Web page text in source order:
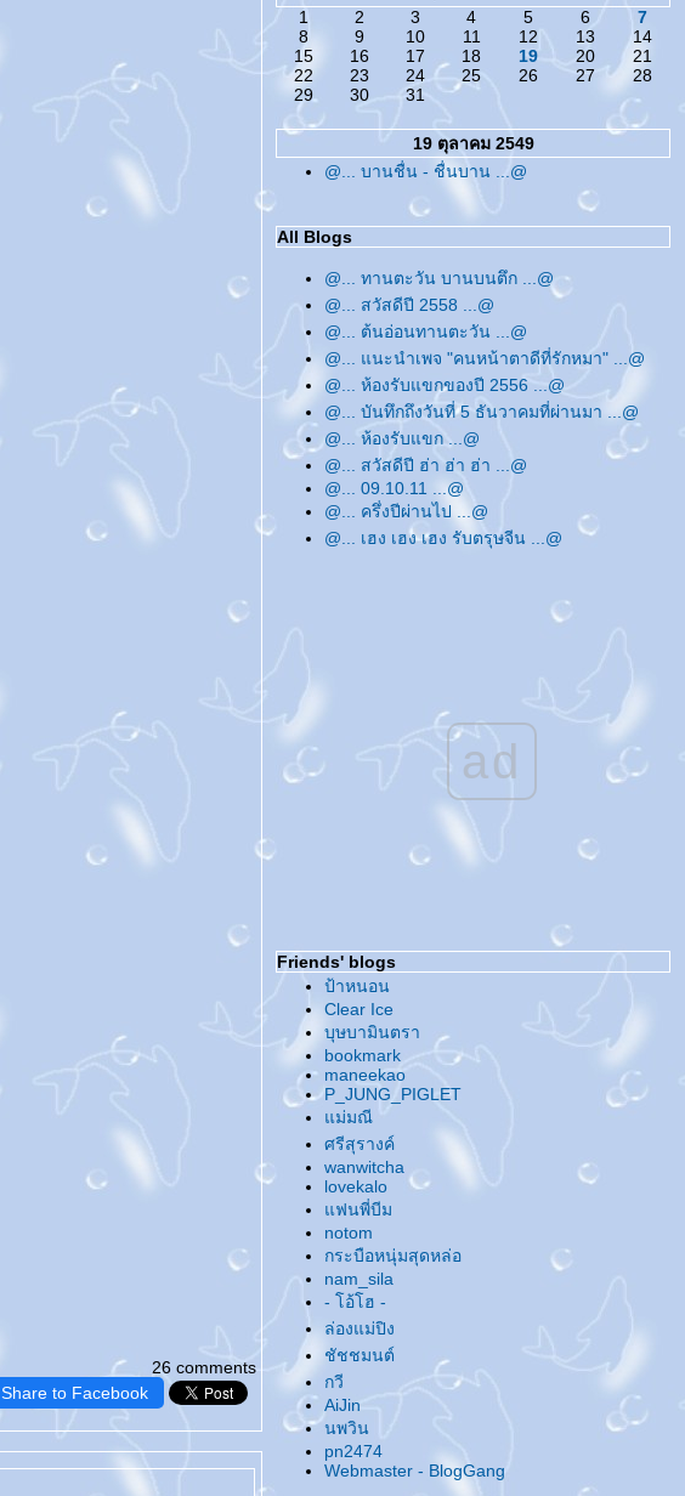
26 comments
Share to Facebook
1
2 3 4 5 6
7
8
9 10 11 12 13
14
15
16 17 18 19 20
21
22
23 24 25 26 27
28
29
30 31
19 ตุลาคม 2549
@... บานชื่น - ชื่นบาน ...@
All Blogs
@... ทานตะวัน บานบนตึก ...@
@... สวัสดีปี 2558 ...@
@... ต้นอ่อนทานตะวัน ...@
@... แนะนำเพจ "คนหน้าตาดีที่รักหมา" ...@
@... ห้องรับแขกของปี 2556 ...@
@... บันทึกถึงวันที่ 5 ธันวาคมที่ผ่านมา ...@
@... ห้องรับแขก ...@
@... สวัสดีปี ฮ่า ฮ่า ฮ่า ...@
@... 09.10.11 ...@
@... ครึ่งปีผ่านไป ...@
@... เฮง เฮง เฮง รับตรุษจีน ...@
@... ชวน ชวน ...@
@... บันทึกถึงสิ่งที่ทำ ...@
@... ปัดกวาดบล็อกกันซะหน่อย ...@
@... สวัสดีปีใหม่ไทย ...@
@... สวัสดีปีใหม่ค่ะ ...@
@... 08.08.08 ...@
@... บอล... ลูกกลมๆ ...@
@... อัพเดทบล็อกเรื่อยเปื่อย ...@
@... ของฝากจากทะเล ...@
@... เธอสวยจนน่าสงสัย ? ...@
@... หนังสือ & ซีรีย์ ...@
@... เอาบุญมาฝาก ...@
@... ให้ห้า ให้มึน ...@
@... ดูแต่ซีรีย์ ...@
@... ผมสั้น & ผมยาว ...@
@... กลับมาบ้าเมะอีกรอบแล้ว ทำไงดี ...@
@... อัพเดทชีวิต ...@
@... ... ...@
@... Happy New Year 2008 ...@
@... Up Up Up ...@
@... ชวนไปงาน Love is all around... Seeking
True Love ค่ะ ...@
@... โนดาเมะ..จั..งงงงง ...@
@... แต่งธรรมาสน์ เทศน์มหาชาติ ...@
@... !@#$%^&*#? ...@
@... งานหนังสือกำลังจะมาถึงอีกแว้ว..ว..ว ...@
ad
Friends' blogs
ป้าหนอน
Clear Ice
บุษบามินตรา
bookmark
maneekao
P_JUNG_PIGLET
ม่มณี
ศรีสุรางค์
wanwitcha
lovekalo
ฟนพี่บีม
notom
กระบือหนุ่มสุดหล่อ
nam_sila
- โอ้โฮ -
ล่องแม่ปิง
ชัชชมนต์
กวี
AiJin
นพวิน
pn2474
Webmaster - BlogGang